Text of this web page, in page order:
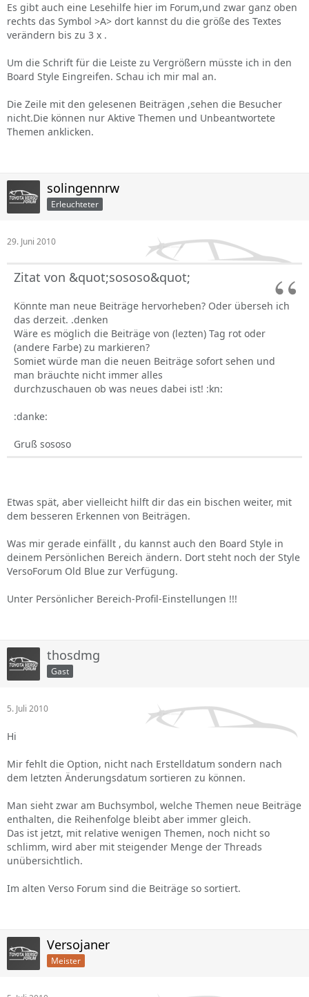
Es gibt auch eine Lesehilfe hier im Forum,und zwar ganz oben
rechts das Symbol >A> dort kannst du die größe des Textes
verändern bis zu 3 x .
Um die Schrift für die Leiste zu Vergrößern müsste ich in den
Board Style Eingreifen. Schau ich mir mal an.
Die Zeile mit den gelesenen Beiträgen ,sehen die Besucher
nicht.Die können nur Aktive Themen und Unbeantwortete
Themen anklicken.
solingennrw
Erleuchteter
29. Juni 2010
Zitat von &quot;sososo&quot;
Könnte man neue Beiträge hervorheben? Oder überseh ich
das derzeit. .denken
Wäre es möglich die Beiträge von (lezten) Tag rot oder
(andere Farbe) zu markieren?
Somiet würde man die neuen Beiträge sofort sehen und
man bräuchte nicht immer alles
durchzuschauen ob was neues dabei ist! :kn:
:danke:
Gruß sososo
Etwas spät, aber vielleicht hilft dir das ein bischen weiter, mit
dem besseren Erkennen von Beiträgen.
Was mir gerade einfällt , du kannst auch den Board Style in
deinem Persönlichen Bereich ändern. Dort steht noch der Style
VersoForum Old Blue zur Verfügung.
Unter Persönlicher Bereich-Profil-Einstellungen !!!
thosdmg
Gast
5. Juli 2010
Hi
Mir fehlt die Option, nicht nach Erstelldatum sondern nach
dem letzten Änderungsdatum sortieren zu können.
Man sieht zwar am Buchsymbol, welche Themen neue Beiträge
enthalten, die Reihenfolge bleibt aber immer gleich.
Das ist jetzt, mit relative wenigen Themen, noch nicht so
schlimm, wird aber mit steigender Menge der Threads
unübersichtlich.
Im alten Verso Forum sind die Beiträge so sortiert.
Versojaner
Meister